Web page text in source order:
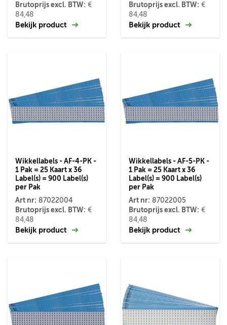
Brutoprijs excl. BTW: €
84,48
Bekijk product
Brutoprijs excl. BTW: €
84,48
Bekijk product
Wikkellabels - AF-4-PK -
1 Pak = 25 Kaart x 36
Label(s) = 900 Label(s)
per Pak
Art nr: 87022004
Brutoprijs excl. BTW: €
84,48
Bekijk product
Wikkellabels - AF-5-PK -
1 Pak = 25 Kaart x 36
Label(s) = 900 Label(s)
per Pak
Art nr: 87022005
Brutoprijs excl. BTW: €
84,48
Bekijk product